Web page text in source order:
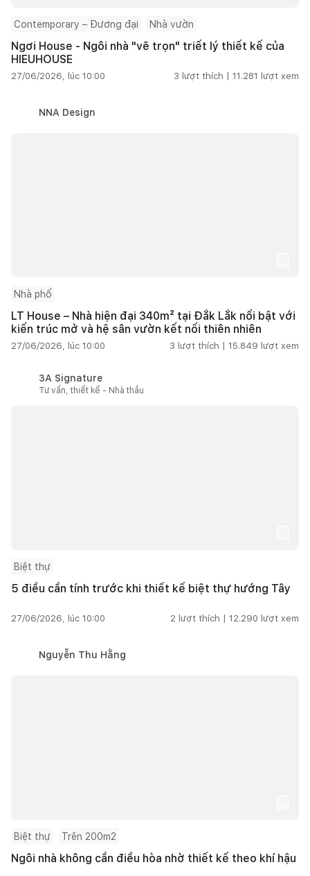
Contemporary – Đương đại Nhà vườn
Ngơi House - Ngôi nhà "vẽ trọn" triết lý thiết kế của
HIEUHOUSE
27/06/2026, lúc 10:00 3 lượt thích | 11.281 lượt xem
NNA Design
Nhà phố
LT House – Nhà hiện đại 340m² tại Đắk Lắk nổi bật với
kiến trúc mở và hệ sân vườn kết nối thiên nhiên
27/06/2026, lúc 10:00 3 lượt thích | 15.849 lượt xem
3A Signature
Tư vấn, thiết kế - Nhà thầu
Biệt thự
5 điều cần tính trước khi thiết kế biệt thự hướng Tây
27/06/2026, lúc 10:00 2 lượt thích | 12.290 lượt xem
Nguyễn Thu Hằng
Biệt thự Trên 200m2
Ngôi nhà không cần điều hòa nhờ thiết kế theo khí hậu